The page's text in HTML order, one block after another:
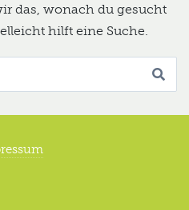
das, wonach du gesucht
hilft eine Suche.